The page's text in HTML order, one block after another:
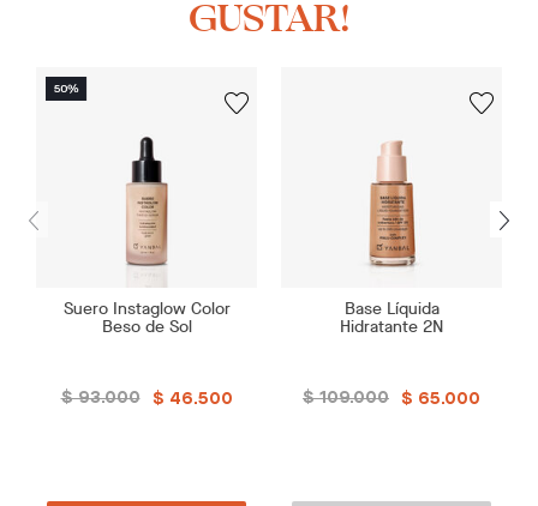
GUSTAR!
Suero Instaglow Color
Beso de Sol
$ 93.000 $ 46.500
Base Líquida
Hidratante 2N
$ 109.000 $ 65.000